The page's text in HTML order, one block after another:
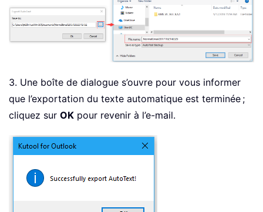
3. Une boîte de dialogue s’ouvre pour vous informer
que l’exportation du texte automatique est terminée ;
cliquez sur OK pour revenir à l’e-mail.